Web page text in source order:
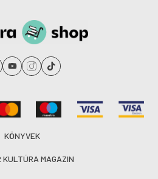
KÖNYVEK
KULTÚRA MAGAZIN